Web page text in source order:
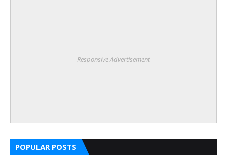
Responsive Advertisement
POPULAR POSTS